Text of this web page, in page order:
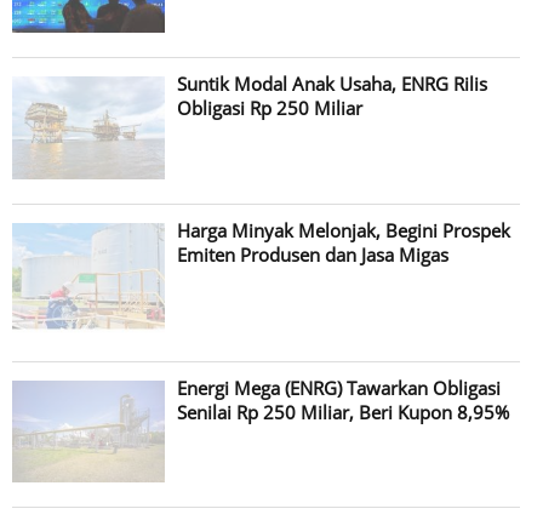
Suntik Modal Anak Usaha, ENRG Rilis
Obligasi Rp 250 Miliar
Harga Minyak Melonjak, Begini Prospek
Emiten Produsen dan Jasa Migas
Energi Mega (ENRG) Tawarkan Obligasi
Senilai Rp 250 Miliar, Beri Kupon 8,95%